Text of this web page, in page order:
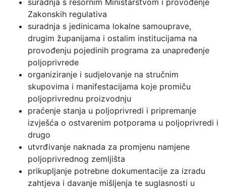
suradnja s resornim Ministarstvom i provođenje
Zakonskih regulativa
suradnja s jedinicama lokalne samouprave,
drugim županijama i ostalim institucijama na
provođenju pojedinih programa za unapređenje
poljoprivrede
organiziranje i sudjelovanje na stručnim
skupovima i manifestacijama koje promiču
poljoprivrednu proizvodnju
praćenje stanja u poljoprivredi i pripremanje
izvješća o ostvarenim potporama u poljoprivredi i
drugo
utvrđivanje naknada za promjenu namjene
poljoprivrednog zemljišta
prikupljanje potrebne dokumentacije za izradu
zahtjeva i davanje mišljenja te suglasnosti u